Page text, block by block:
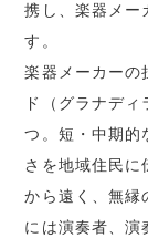
携し、楽器メー
す。
楽器メーカーの
ド（グラナデ
つ。短・中期的
さを地域住民に
から遠く、無縁
には演奏者、演